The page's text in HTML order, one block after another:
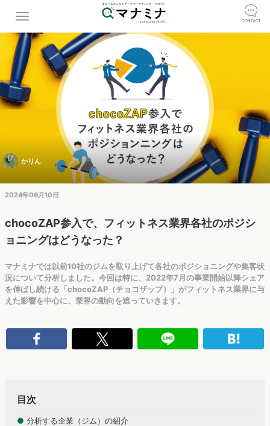
かりん
2024年06月10日
chocoZAP参入で、フィットネス業界各社のポジシ
ョニングはどうなった？
マナミナでは以前10社のジムを取り上げて各社のポジショニングや集客状
況について分析しました。今回は特に、2022年7月の事業開始以降シェア
を伸ばし続ける「chocoZAP（チョコザップ）」がフィットネス業界に与
えた影響を中心に、業界の動向を追っていきます。
目次
● 分析する企業（ジム）の紹介